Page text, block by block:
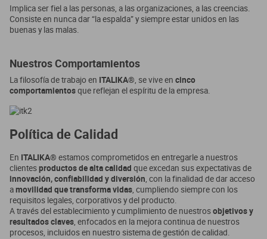
Implica ser fiel a las personas, a las organizaciones, a las creencias.
Consiste en nunca dar “la espalda” y siempre estar unidos en las
buenas y las malas.
Nuestros Comportamientos
La filosofía de trabajo en ITALIKA®, se vive en cinco
comportamientosque reflejan el espíritu de la empresa.
Política de Calidad
En ITALIKA® estamos comprometidos en entregarle a nuestros
clientesproductos de alta calidad que excedan sus expectativas de
innovación, confiabilidad y diversión, con la finalidad de dar acceso
amovilidad que transforma vidas, cumpliendo siempre con los
requisitos legales, corporativos y del producto.
A través del establecimiento y cumplimiento de nuestrosobjetivos y
resultados claves, enfocados en la mejora continua de nuestros
procesos, incluidos en nuestro sistema de gestión de calidad.